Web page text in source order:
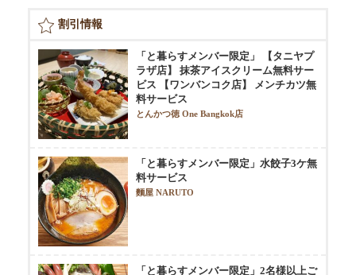
割引情報
「と暮らすメンバー限定」 【タニヤプ
ラザ店】 抹茶アイスクリーム無料サー
ビス 【ワンバンコク店】 メンチカツ無
料サービス
とんかつ徳 One Bangkok店
「と暮らすメンバー限定」水餃子3ケ無
料サービス
麵屋 NARUTO
「と暮らすメンバー限定」2名様以上ご